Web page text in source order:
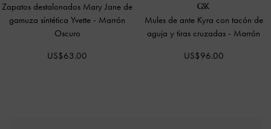
Zapatos destalonados Mary Jane de
gamuza sintética Yvette - Marrón
Oscuro
US$63.00
Mules de ante Kyra con tacón de
aguja y tiras cruzadas - Marrón
US$96.00